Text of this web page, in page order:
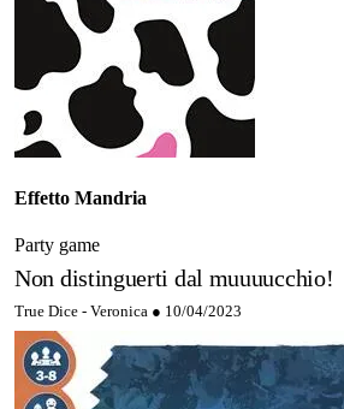
Effetto Mandria
Party game
Non distinguerti dal muuuucchio!
True Dice - Veronica ● 10/04/2023